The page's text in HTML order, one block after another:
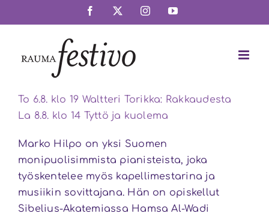
to
Facebook InstagramYouTube
To 6.8. klo 19 Waltteri Torikka: Rakkaudesta
La 8.8. klo 14 Tyttö ja kuolema
Marko Hilpo on yksi Suomen
monipuolisimmista pianisteista, joka
työskentelee myös kapellimestarina ja
musiikin sovittajana. Hän on opiskellut
Sibelius-Akatemiassa Hamsa Al-Wadi